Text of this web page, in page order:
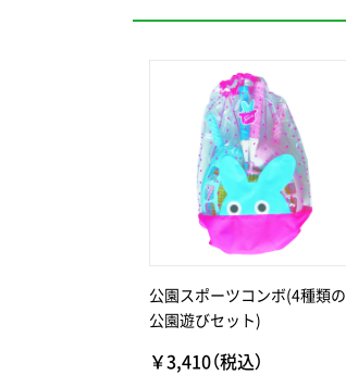
公園スポーツコンボ(4種類の
公園遊びセット)
￥3,410（税込）